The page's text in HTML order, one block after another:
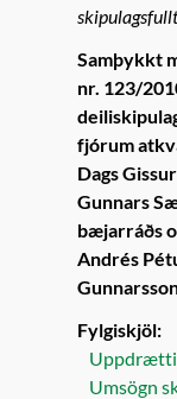
Samþykkt
nr. 123/
fjórum
Dags
Gunnars
bæjarráðs
Andrés
Fylgiskjöl:
Umsögn